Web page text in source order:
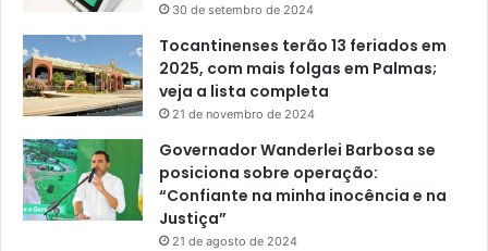
30 de setembro de 2024
Tocantinenses terão 13 feriados em
2025, com mais folgas em Palmas;
veja a lista completa
21 de novembro de 2024
Governador Wanderlei Barbosa se
posiciona sobre operação:
“Confiante na minha inocência e na
Justiça”
21 de agosto de 2024